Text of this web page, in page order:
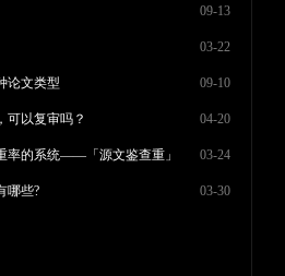
09-13
03-22
论文类型 09-10
可以复审吗？ 04-20
率的系统——「源文鉴查重」 03-24
哪些? 03-30